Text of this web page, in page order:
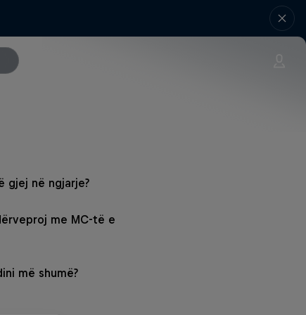
gjej në ngjarje?
me MC-të e
më shumë?